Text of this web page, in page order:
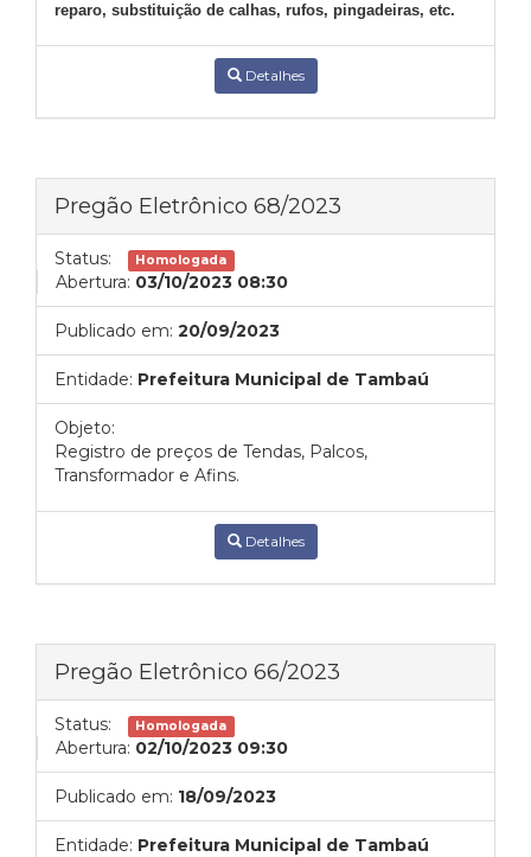
reparo, substituição de calhas, rufos, pingadeiras, etc.
Detalhes
Pregão Eletrônico 68/2023
Status: Homologada
Abertura: 03/10/2023 08:30
Publicado em: 20/09/2023
Entidade: Prefeitura Municipal de Tambaú
Objeto:
Registro de preços de Tendas, Palcos,
Transformador e Afins.
Detalhes
Pregão Eletrônico 66/2023
Status: Homologada
Abertura: 02/10/2023 09:30
Publicado em: 18/09/2023
Entidade: Prefeitura Municipal de Tambaú